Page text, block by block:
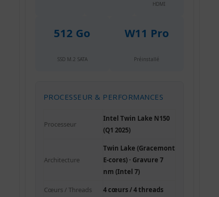
HDMI
512 Go
SSD M.2 SATA
W11 Pro
Préinstallé
PROCESSEUR & PERFORMANCES
Processeur
Intel Twin Lake N150
(Q1 2025)
Architecture
Twin Lake (Gracemont
E-cores) · Gravure 7
nm (Intel 7)
Cœurs / Threads 4 cœurs / 4 threads